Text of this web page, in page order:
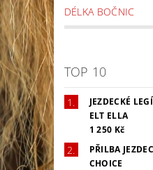
DÉLKA BOČNIC
TOP 10
JEZDECKÉ
ELT ELLA
1 250 Kč
PŘILBA
CHOICE